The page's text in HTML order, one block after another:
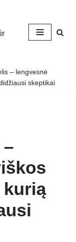
– lengvesnė
skeptikai